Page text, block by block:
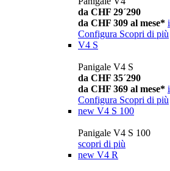
da CHF 29´290
da CHF 309 al mese* i
Configura Scopri di più
V4 S
Panigale V4 S
da CHF 35´290
da CHF 369 al mese* i
Configura Scopri di più
new V4 S 100
Panigale V4 S 100
scopri di più
new V4 R